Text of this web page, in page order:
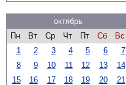
октябрь
Пн
Вт Ср Чт Пт Сб
Вс
1
2 3 4 5 6
7
8
9 10 11 12 13
14
15
16 17 18 19 20
21